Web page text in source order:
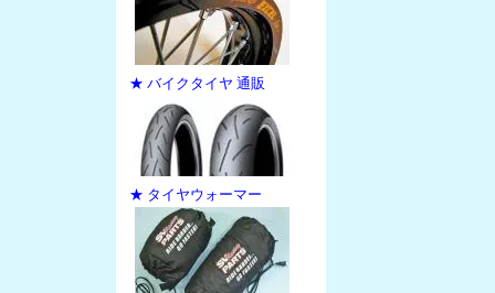
★ バイクタイヤ 通販
★ タイヤウォーマー